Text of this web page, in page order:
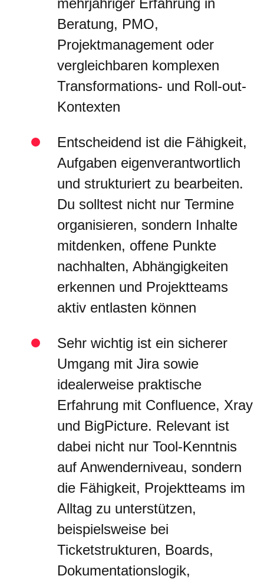
mehrjähriger Erfahrung in
Beratung, PMO,
Projektmanagement oder
vergleichbaren komplexen
Transformations- und Roll-out-
Kontexten
Entscheidend ist die Fähigkeit,
Aufgaben eigenverantwortlich
und strukturiert zu bearbeiten.
Du solltest nicht nur Termine
organisieren, sondern Inhalte
mitdenken, offene Punkte
nachhalten, Abhängigkeiten
erkennen und Projektteams
aktiv entlasten können
Sehr wichtig ist ein sicherer
Umgang mit Jira sowie
idealerweise praktische
Erfahrung mit Confluence, Xray
und BigPicture. Relevant ist
dabei nicht nur Tool-Kenntnis
auf Anwenderniveau, sondern
die Fähigkeit, Projektteams im
Alltag zu unterstützen,
beispielsweise bei
Ticketstrukturen, Boards,
Dokumentationslogik,